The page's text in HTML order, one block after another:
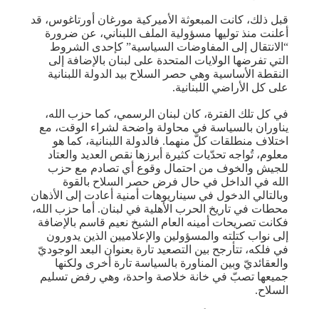
قبل ذلك، كانت المبعوثة الأميركية مورغان أورتاغوس، قد
أعلنت منذ توليها مسؤولية الملف اللبناني، عن ضرورة
“الانتقال إلى المفاوضات السياسية” كإحدى الشروط
التي تفرضها الولايات المتحدة على لبنان بالإضافة إلى
النقطة الأساسية وهي حصر السلاح بيد الدولة اللبنانية
على كل الأراضي اللبنانية.
في كل تلك الفترة، كان لبنان الرسمي، كما حزب الله،
يناوران بالسياسة في محاولة واضحة لشراء الوقت، مع
اختلاف منطلقات كلّ منهما. فالدولة اللبنانية، كما هو
معلوم، تُواجه تحدّيات كثيرة أبرزها نقص العديد والعتاد
للجيش والخوف من احتمال وقوع أي تصادم مع حزب
الله في الداخل في حال فرض حصر السلاح بالقوة
وبالتالي الدخول في سيناريوهات أمنية أعادت إلى الأذهان
محطات في تاريخ الحرب الأهلية في لبنان. أما حزب الله،
فكانت تصريحات أمينه العام الشيخ نعيم قاسم بالإضافة
إلى نواب كتلته والمسؤولين والإعلاميين الذين يدورون
في فلكه، تتأرجح بين التصعيد تارة بعنوان البعد الوجوديّ
والعقائديّ وبين المناورة بالسياسة تارة أخرى ولكنها
جميعها تصبّ في خانة خلاصة واحدة، وهي رفض تسليم
السلاح.